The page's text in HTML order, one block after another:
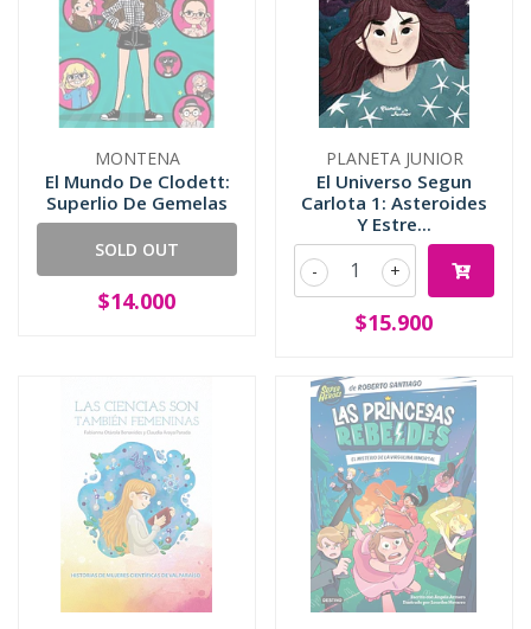
MONTENA
El Mundo De Clodett:
Superlio De Gemelas
SOLD OUT
$14.000
PLANETA JUNIOR
El Universo Segun
Carlota 1: Asteroides
Y Estre...
+
-
$15.900